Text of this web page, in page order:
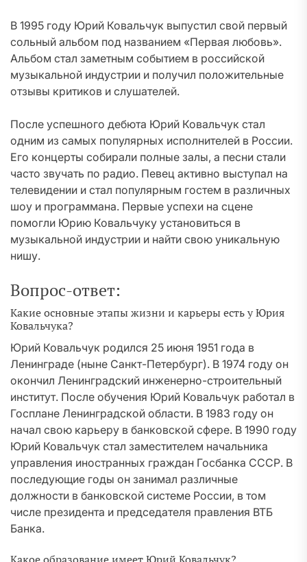
В 1995 году Юрий Ковальчук выпустил свой первый
сольный альбом под названием «Первая любовь».
Альбом стал заметным событием в российской
музыкальной индустрии и получил положительные
отзывы критиков и слушателей.
После успешного дебюта Юрий Ковальчук стал
одним из самых популярных исполнителей в России.
Его концерты собирали полные залы, а песни стали
часто звучать по радио. Певец активно выступал на
телевидении и стал популярным гостем в различных
шоу и программана. Первые успехи на сцене
помогли Юрию Ковальчуку установиться в
музыкальной индустрии и найти свою уникальную
нишу.
Вопрос-ответ:
Какие основные этапы жизни и карьеры есть у Юрия
Ковальчука?
Юрий Ковальчук родился 25 июня 1951 года в
Ленинграде (ныне Санкт-Петербург). В 1974 году он
окончил Ленинградский инженерно-строительный
институт. После обучения Юрий Ковальчук работал в
Госплане Ленинградской области. В 1983 году он
начал свою карьеру в банковской сфере. В 1990 году
Юрий Ковальчук стал заместителем начальника
управления иностранных граждан Госбанка СССР. В
последующие годы он занимал различные
должности в банковской системе России, в том
числе президента и председателя правления ВТБ
Банка.